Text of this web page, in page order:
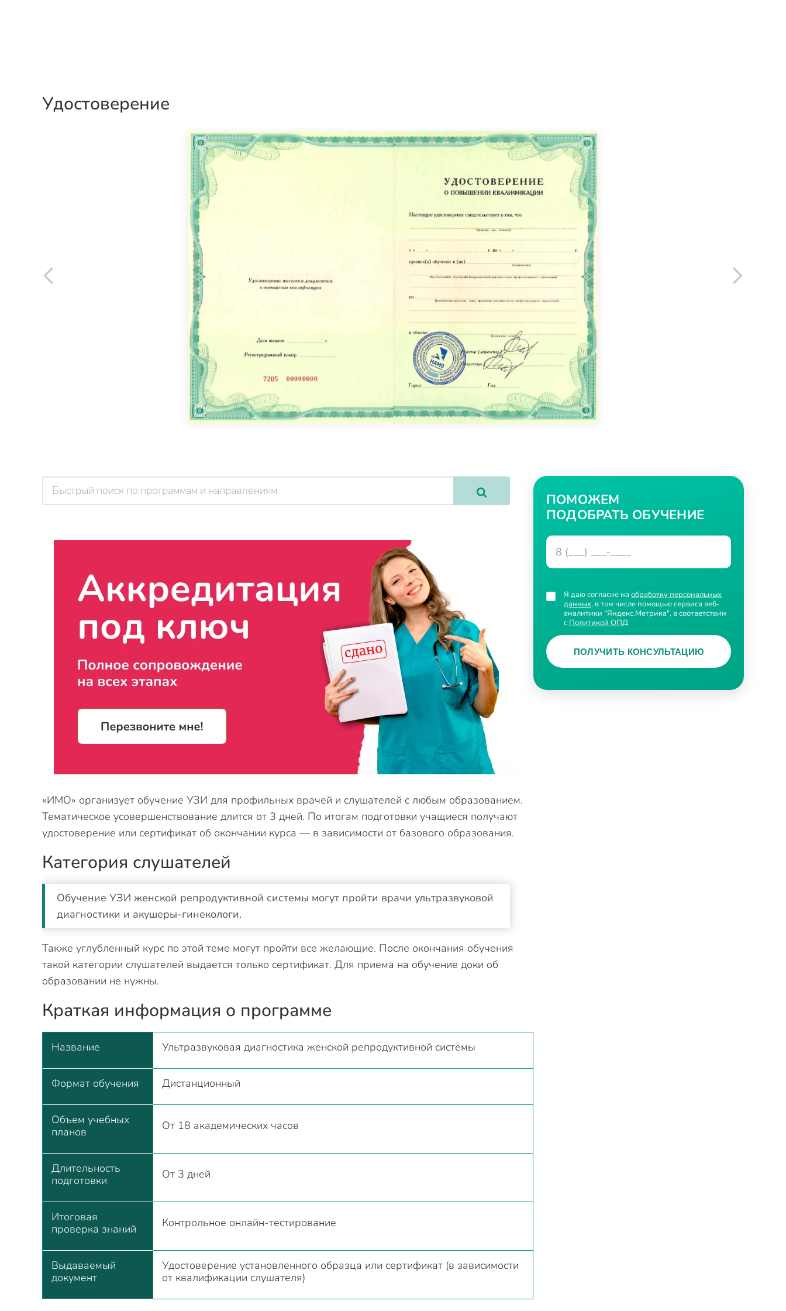
Удостоверение
ПОМОЖЕМ
ПОДОБРАТЬ ОБУЧЕНИЕ
Я даю согласие на обработку персональных
данных, в том числе помощью сервиса веб-
аналитики "Яндекс.Метрика", в соответствии
с Политикой ОПД
ПОЛУЧИТЬ КОНСУЛЬТАЦИЮ
«ИМО» организует обучение УЗИ для профильных врачей и слушателей с любым образованием.
Тематическое усовершенствование длится от 3 дней. По итогам подготовки учащиеся получают
удостоверение или сертификат об окончании курса — в зависимости от базового образования.
Категория слушателей
Обучение УЗИ женской репродуктивной системы могут пройти врачи ультразвуковой
диагностики и акушеры-гинекологи.
Также углубленный курс по этой теме могут пройти все желающие. После окончания обучения
такой категории слушателей выдается только сертификат. Для приема на обучение доки об
образовании не нужны.
Краткая информация о программе
Название Ультразвуковая диагностика женской репродуктивной системы
Формат обучения Дистанционный
Объем учебных
планов
От 18 академических часов
Длительность
подготовки
От 3 дней
Итоговая
проверка знаний
Контрольное онлайн-тестирование
Выдаваемый
документ
Удостоверение установленного образца или сертификат (в зависимости
от квалификации слушателя)